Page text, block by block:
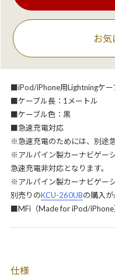
お気
■iPod/iPhone用Lightningケー
■ケーブル長：1メートル
■ケーブル色：黒
■急速充電対応
※急速充電のためには、別途
※アルパイン製カーナビゲー
急速充電非対応となります。
※アルパイン製カーナビゲー
別売りのKCU-260UBの購入が
■MFi（Made for iPod/iPhone
仕様